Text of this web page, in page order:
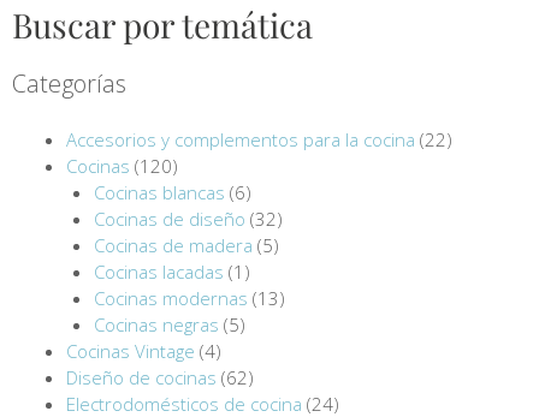
Buscar por temática
Categorías
Accesorios y complementos para la cocina (22)
Cocinas (120)
Cocinas blancas (6)
Cocinas de diseño (32)
Cocinas de madera (5)
Cocinas lacadas (1)
Cocinas modernas (13)
Cocinas negras (5)
Cocinas Vintage (4)
Diseño de cocinas (62)
Electrodomésticos de cocina (24)